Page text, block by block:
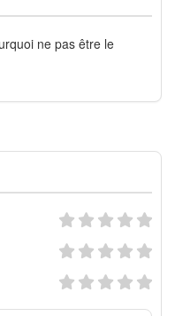
ne pas être le